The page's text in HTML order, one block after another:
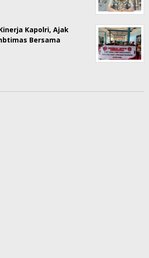
Kapolri, Ajak
Bersama